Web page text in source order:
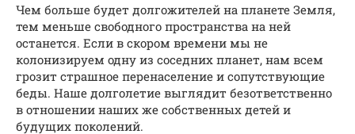
Чем больше будет долгожителей на планете Земля,
тем меньше свободного пространства на ней
останется. Если в скором времени мы не
колонизируем одну из соседних планет, нам всем
грозит страшное перенаселение и сопутствующие
беды. Наше долголетие выглядит безответственно
в отношении наших же собственных детей и
будущих поколений.